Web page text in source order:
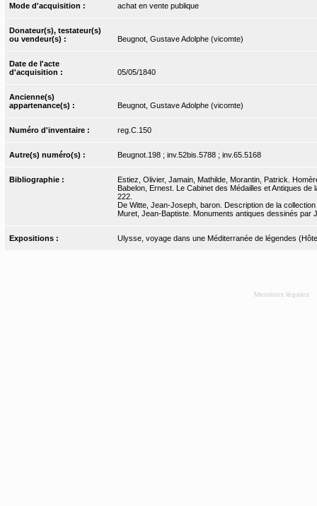
Mode d'acquisition : achat en vente publique
Donateur(s), testateur(s)
ou vendeur(s) :
Beugnot, Gustave Adolphe (vicomte)
Date de l'acte
d'acquisition :
05/05/1840
Ancienne(s)
appartenance(s) :
Beugnot, Gustave Adolphe (vicomte)
Numéro d'inventaire : reg.C.150
Autre(s) numéro(s) : Beugnot.198 ; inv.52bis.5788 ; inv.65.5168
Bibliographie :
Estiez, Olivier, Jamain, Mathilde, Morantin, Patrick.
Babelon, Ernest. Le Cabinet des Médailles et Antiques
222.
De Witte, Jean-Joseph, baron. Description de la
Muret, Jean-Baptiste. Monuments antiques dessinés par
Expositions : Ulysse, voyage dans une Méditerranée de légendes
Mentions légales